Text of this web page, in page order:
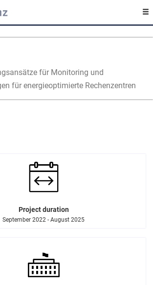
für Monitoring und
für energieoptimierte Rechenzentren
Project duration
September 2022 - August 2025